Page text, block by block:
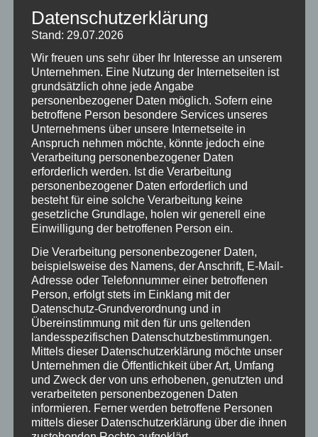
an, als gäbe es nur einen einzigen Weg ins Licht.
Nämlich meinen.«
»Ja, vielleicht ist das dein Weg«, sagte die Eule.
»Aber mein Weg ist anders. Ich sehe. Ich nenne. Ich
bleibe.«
Sie sahen sich an: das Einhorn – voller Licht, die
Eule – voller Klarheit.
Und weil ihre Flügel vom vielen Reden ganz steif
geworden waren, spreizte die Eule sie nun weit.
Da geschah etwas Unerwartetes. Unterhalb ihrer
Flügel zeigte sich ein zarter, metallisch-bunter
Schimmer.
»Du, du bist ein Einhorn?«, flüsterte das Einhorn.
»Nein«, sagte die Eule, »aber ich trage wohl eins in
mir.«
Daraufhin sah das Einhorn auf seinen Huf – und
entdeckte dort eine graue Feder. »Und ich«, sagte
es, »trage möglicherweise dich in mir. Vielleicht
reicht das ja, um gemeinsam ins Regenbogenland
zu reisen. Und wenn nicht, dann besuche ich dich.«
Datenschutzerklärung
Stand: 29.07.2026
Wir freuen uns sehr über Ihr Interesse an unserem
Unternehmen. Eine Nutzung der Internetseiten ist
grundsätzlich ohne jede Angabe
personenbezogener Daten möglich. Sofern eine
betroffene Person besondere Services unseres
Unternehmens über unsere Internetseite in
Anspruch nehmen möchte, könnte jedoch eine
Verarbeitung personenbezogener Daten
erforderlich werden. Ist die Verarbeitung
personenbezogener Daten erforderlich und
besteht für eine solche Verarbeitung keine
gesetzliche Grundlage, holen wir generell eine
Einwilligung der betroffenen Person ein.
Die Verarbeitung personenbezogener Daten,
beispielsweise des Namens, der Anschrift, E-Mail-
Adresse oder Telefonnummer einer betroffenen
Person, erfolgt stets im Einklang mit der
Datenschutz-Grundverordnung und in
Übereinstimmung mit den für uns geltenden
landesspezifischen Datenschutzbestimmungen.
Mittels dieser Datenschutzerklärung möchte unser
Unternehmen die Öffentlichkeit über Art, Umfang
und Zweck der von uns erhobenen, genutzten und
verarbeiteten personenbezogenen Daten
informieren. Ferner werden betroffene Personen
mittels dieser Datenschutzerklärung über die ihnen